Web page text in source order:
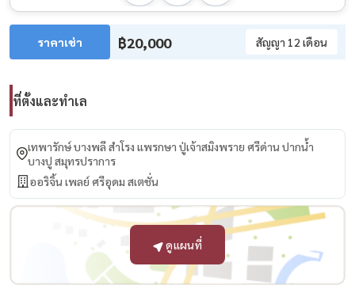
ราคาเช่า ฿20,000 สัญญา 12 เดือน
ที่ตั้งและทำเล
เทพารักษ์ บางพลี สำโรง แพรกษา ปู่เจ้าสมิงพราย ศรีด่าน ปากน้ำ
บางปู สมุทรปราการ
ออริจิ้น เพลย์ ศรีอุดม สเตชั่น
ดูแผนที่